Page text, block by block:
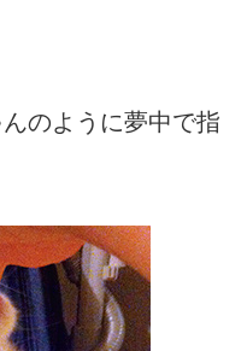
のように夢中で指